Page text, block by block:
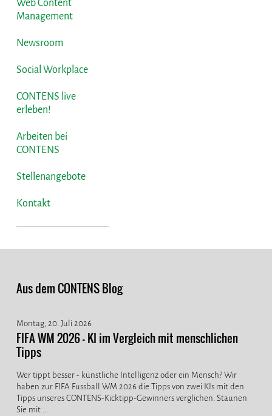
Management
Newsroom
Social Workplace
CONTENS live
erleben!
Arbeiten bei
CONTENS
Stellenangebote
Kontakt
Aus dem CONTENS Blog
Montag, 20. Juli 2026
FIFA WM 2026 - KI im Vergleich mit menschlichen
Tipps
Wer tippt besser - künstliche Intelligenz oder ein Mensch? Wir
haben zur FIFA Fussball WM 2026 die Tipps von zwei KIs mit den
Tipps unseres CONTENS-Kicktipp-Gewinners verglichen. Staunen
Sie mit ...